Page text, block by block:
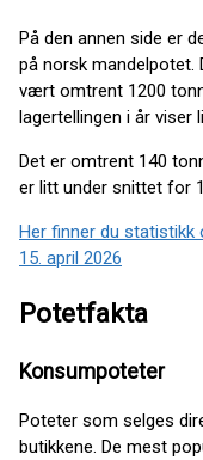
På den annen side er
på norsk mandelpotet.
vært omtrent 1200
lagertellingen i år viser
Det er omtrent 140
er litt under snittet for
Her finner du statistikk
15. april 2026
Potetfakta
Konsumpoteter
Poteter som selges
butikkene. De mest